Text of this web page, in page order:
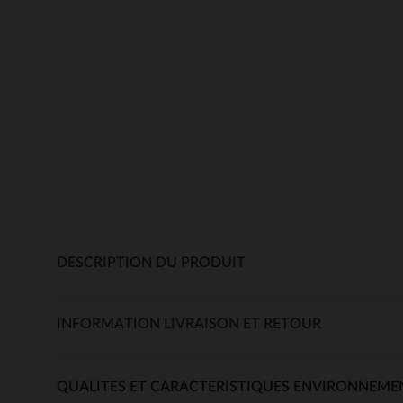
DESCRIPTION DU PRODUIT
INFORMATION LIVRAISON ET RETOUR
QUALITES ET CARACTERISTIQUES